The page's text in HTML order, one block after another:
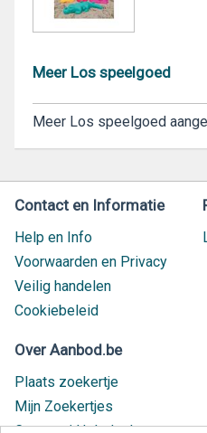
Meer Los speelgoed
Meer Los speelgoed
Contact en Informatie
Help en Info
Voorwaarden en Privacy
Veilig handelen
Cookiebeleid
Over Aanbod.be
Plaats zoekertje
Mijn Zoekertjes